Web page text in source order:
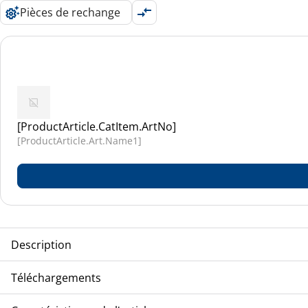
Pièces de rechange
[ProductArticle.CatItem.ArtNo]
[ProductArticle.Art.Name1]
Description
Téléchargements